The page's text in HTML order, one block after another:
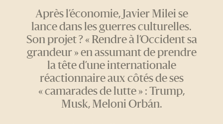
Après l’économie, Javier Milei se
lance dans les guerres culturelles.
Son projet ? « Rendre à l’Occident sa
grandeur » en assumant de prendre
la tête d’une internationale
réactionnaire aux côtés de ses
« camarades de lutte » : Trump,
Musk, Meloni Orbán.